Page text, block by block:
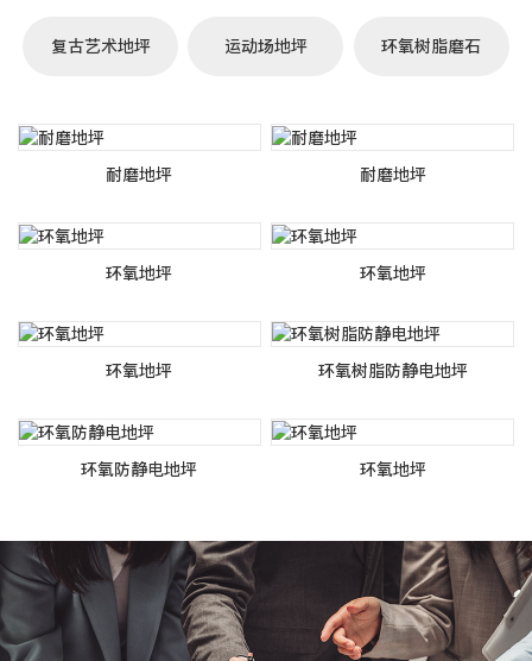
复古艺术地坪 运动场地坪 环氧树脂磨石
耐磨地坪 耐磨地坪
环氧地坪 环氧地坪
环氧地坪 环氧树脂防静电地坪
环氧防静电地坪 环氧地坪